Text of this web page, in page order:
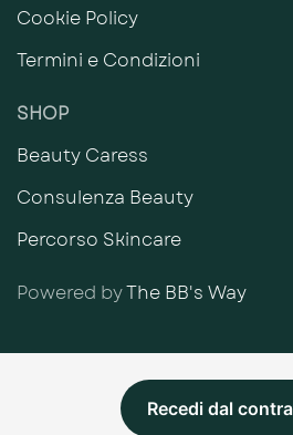
Cookie Policy
Termini e Condizioni
SHOP
Beauty Caress
Consulenza Beauty
Percorso Skincare
Powered byThe BB's Way